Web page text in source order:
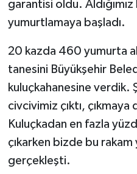
garantisi oldu.
yumurtlamaya başladı.
20 kazda 460 yumurta
tanesini Büyükşehir
kuluçkahanesine verdik.
civcivimiz çıktı,
Kuluçkadan en fazla
çıkarken bizde bu
gerçekleşti.